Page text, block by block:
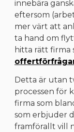
innebära
eftersom
mer värt att
ta hand om
hitta rätt firma
Detta är utan
processen för
firma som
som erbjuder
framförallt vill